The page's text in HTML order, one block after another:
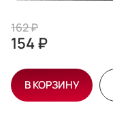
162 ₽
154 ₽
В КОРЗИНУ